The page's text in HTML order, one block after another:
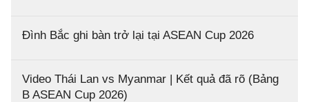
Đình Bắc ghi bàn trở lại tại ASEAN Cup 2026
Video Thái Lan vs Myanmar | Kết quả đã rõ (Bảng
B ASEAN Cup 2026)